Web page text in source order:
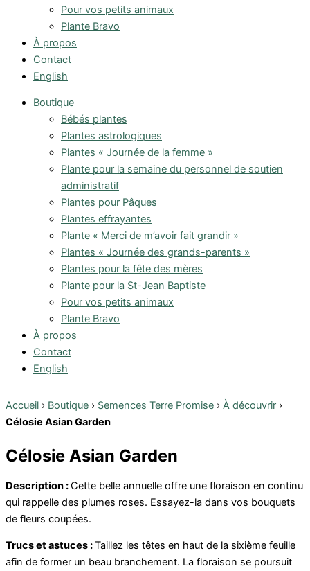
Pour vos petits animaux
Plante Bravo
À propos
Contact
English
Boutique
Bébés plantes
Plantes astrologiques
Plantes « Journée de la femme »
Plante pour la semaine du personnel de soutien
administratif
Plantes pour Pâques
Plantes effrayantes
Plante « Merci de m’avoir fait grandir »
Plantes « Journée des grands-parents »
Plantes pour la fête des mères
Plante pour la St-Jean Baptiste
Pour vos petits animaux
Plante Bravo
À propos
Contact
English
Accueil › Boutique › Semences Terre Promise › À découvrir ›
Célosie Asian Garden
Célosie Asian Garden
Description :Cette belle annuelle offre une floraison en continu
qui rappelle des plumes roses. Essayez-la dans vos bouquets
de fleurs coupées.
Trucs et astuces :Taillez les têtes en haut de la sixième feuille
afin de former un beau branchement. La floraison se poursuit